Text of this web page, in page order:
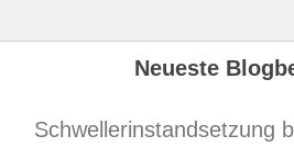
Neueste
Schwellerinstandsetzung